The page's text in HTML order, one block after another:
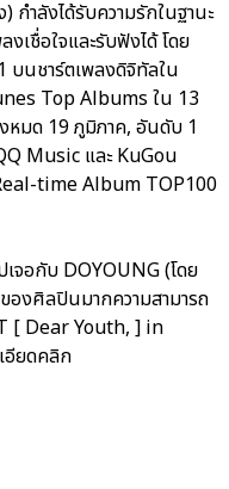
กำลังได้รับความรักในฐานะ
เชื่อใจและรับฟังได้ โดย
บนชาร์ตเพลงดิจิทัลใน
Top Albums ใน 13
หมด 19 ภูมิภาค, อันดับ 1
Music และ KuGou
time Album TOP100
จอกับ DOYOUNG (โดย
องศิลปินมากความสามารถ
[ Dear Youth, ] in
อียดคลิก